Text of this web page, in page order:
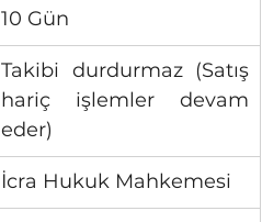
10 Gün
Takibi durdurmaz (Satış
hariç işlemler devam
eder)
İcra Hukuk Mahkemesi